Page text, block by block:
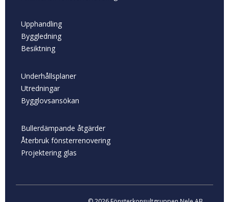
Upphandling
Byggledning
Besiktning
Underhållsplaner
Utredningar
Bygglovsansökan
Bullerdämpande åtgärder
Återbruk fönsterrenovering
Projektering glas